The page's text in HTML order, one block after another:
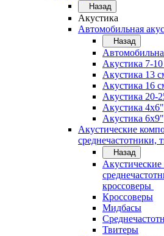
Назад
Акустика
Автомобильная
Назад
Акустика 7-
Акустика 13
Акустика 16
Акустика 20-
Акустика
Акустика
Акустические
среднечастотники,
Назад
кроссоверы
Кроссоверы
Мидбасы
Твитеры